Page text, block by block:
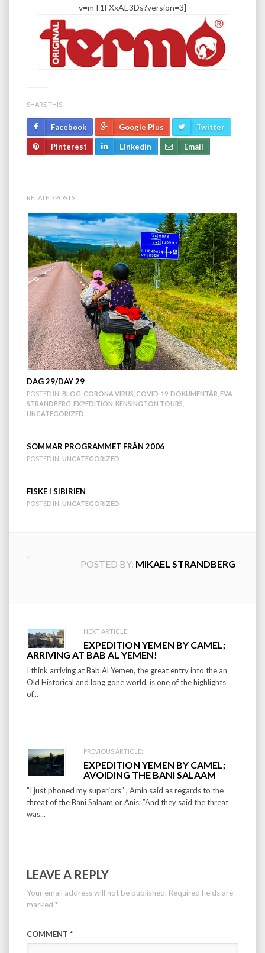
v=mT1FXxAE3Ds?version=3]
SHARE THIS:
Facebook Google Plus Twitter
Pinterest LinkedIn Email
RELATED POSTS
DAG 29/DAY 29
POSTED IN: BLOG CORONA VIRUS COVID-19 DOKUMENTÄR EVA
STRANDBERG EXPEDITION KENSINGTON TOURS
UNCATEGORIZED
SOMMAR PROGRAMMET FRÅN 2006
POSTED IN: UNCATEGORIZED
FISKE I SIBIRIEN
POSTED IN: UNCATEGORIZED
POSTED BY: MIKAEL STRANDBERG
Post
navigation
NEXT ARTICLE:
EXPEDITION YEMEN BY CAMEL;
ARRIVING AT BAB AL YEMEN!
I think arriving at Bab Al Yemen, the great entry into the an
Old Historical and long gone world, is one of the highlights
of...
PREVIOUS ARTICLE:
EXPEDITION YEMEN BY CAMEL;
AVOIDING THE BANI SALAAM
”I just phoned my superiors” , Amin said as regards to the
threat of the Bani Salaam or Anis; ”And they said the threat
was...
LEAVE A REPLY
Your email address will not be published. Required fields are
marked *
COMMENT *